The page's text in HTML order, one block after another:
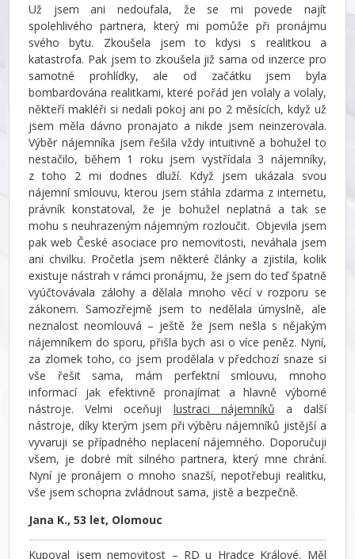
Už jsem ani nedoufala, že se mi povede najít
spolehlivého partnera, který mi pomůže při pronájmu
svého bytu. Zkoušela jsem to kdysi s realitkou a
katastrofa. Pak jsem to zkoušela již sama od inzerce pro
samotné prohlídky, ale od začátku jsem byla
bombardována realitkami, které pořád jen volaly a volaly,
někteří makléři si nedali pokoj ani po 2 měsících, když už
jsem měla dávno pronajato a nikde jsem neinzerovala.
Výběr nájemníka jsem řešila vždy intuitivně a bohužel to
nestačilo, během 1 roku jsem vystřídala 3 nájemníky,
z toho 2 mi dodnes dluží. Když jsem ukázala svou
nájemní smlouvu, kterou jsem stáhla zdarma z internetu,
právník konstatoval, že je bohužel neplatná a tak se
mohu s neuhrazeným nájemným rozloučit. Objevila jsem
pak web České asociace pro nemovitosti, neváhala jsem
ani chvilku. Pročetla jsem některé články a zjistila, kolik
existuje nástrah v rámci pronájmu, že jsem do teď špatně
vyúčtovávala zálohy a dělala mnoho věcí v rozporu se
zákonem. Samozřejmě jsem to nedělala úmyslně, ale
neznalost neomlouvá – ještě že jsem nešla s nějakým
nájemníkem do sporu, přišla bych asi o více peněz. Nyní,
za zlomek toho, co jsem prodělala v předchozí snaze si
vše řešit sama, mám perfektní smlouvu, mnoho
informací jak efektivně pronajímat a hlavně výborné
nástroje. Velmi oceňuji lustraci nájemníků a další
nástroje, díky kterým jsem při výběru nájemníků jistější a
vyvaruji se případného neplacení nájemného. Doporučuji
všem, je dobré mít silného partnera, který mne chrání.
Nyní je pronájem o mnoho snazší, nepotřebuji realitku,
vše jsem schopna zvládnout sama, jistě a bezpečně.
Jana K., 53 let, Olomouc
Kupoval jsem nemovitost – RD u Hradce Králové. Měl